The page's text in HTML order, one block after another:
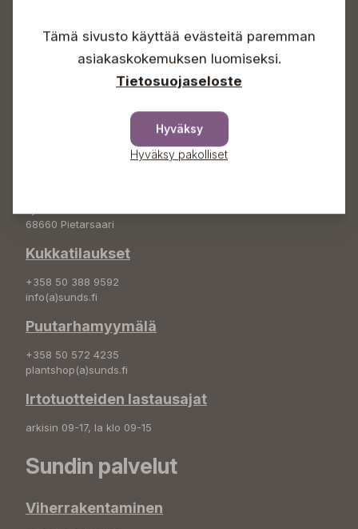
Arkisin 09-18
Sunnuntaisin Itsepalvelu
Info & vaihde
68660 Pietarsaari
Kukkatilaukset
+358 50 388 9592
info(a)sunds.fi
Puutarhamyymälä
+358 50 572 4235
plantshop(a)sunds.fi
Irtotuotteiden lastausajat
arkisin 09-17, la klo 09-15
Sundin palvelut
Viherrakentaminen
Tämä sivusto käyttää evästeitä paremman
asiakaskokemuksen luomiseksi.
Tietosuojaseloste
Hyväksy
Hyväksy pakolliset